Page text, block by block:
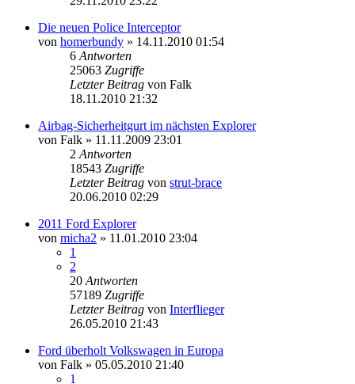
Die neuen Police Interceptor
von homerbundy » 14.11.2010 01:54
6 Antworten
25063 Zugriffe
Letzter Beitrag von Falk
18.11.2010 21:32
Airbag-Sicherheitgurt im nächsten Explorer
von Falk » 11.11.2009 23:01
2 Antworten
18543 Zugriffe
Letzter Beitrag von strut-brace
20.06.2010 02:29
2011 Ford Explorer
von micha2 » 11.01.2010 23:04
1
2
20 Antworten
57189 Zugriffe
Letzter Beitrag von Interflieger
26.05.2010 21:43
Ford überholt Volkswagen in Europa
von Falk » 05.05.2010 21:40
1